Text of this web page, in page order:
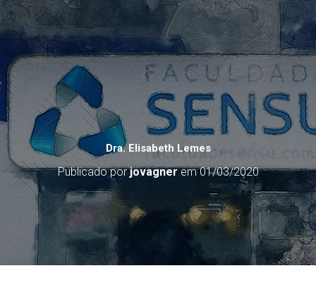
Dra. Elisabeth Lemes
Publicado porjovagnerem01/03/2020